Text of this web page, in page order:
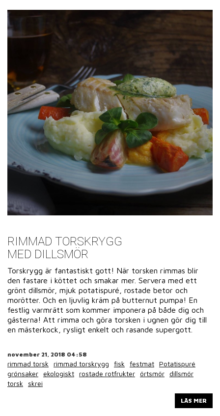
RIMMAD TORSKRYGG
MED DILLSMÖR
Torskrygg är fantastiskt gott! När torsken rimmas blir
den fastare i köttet och smakar mer. Servera med ett
grönt dillsmör, mjuk potatispuré, rostade betor och
morötter. Och en ljuvlig kräm på butternut pumpa! En
festlig varmrätt som kommer imponera på både dig och
gästerna! Att rimma och göra torsken i ugnen gör dig till
en mästerkock, rysligt enkelt och rasande supergott.
november 21, 2018 04:58
rimmad torsk rimmad torskrygg fisk festmat Potatispuré
grönsaker
ekologiskt rostade rotfrukter örtsmör
dillsmör
torsk
skrei
LÄS MER